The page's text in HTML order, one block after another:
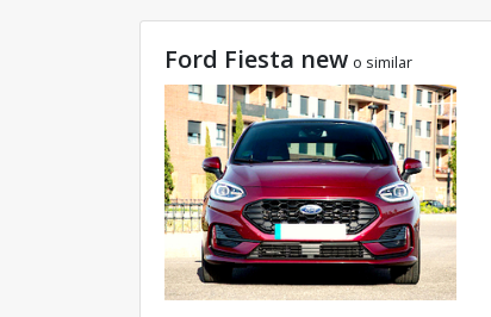
Ford Fiesta new o similar